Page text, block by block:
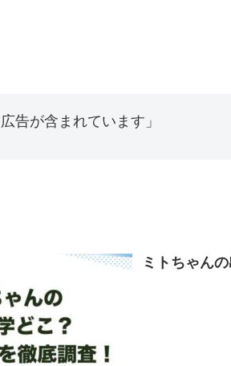
告が含まれています」
ミトちゃん